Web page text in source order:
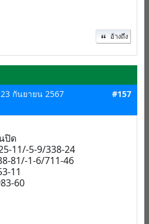
อ้างถึง
กันยายน 2567
#157
ปิด
11/-5-9/338-24
81/-1-6/711-46
11
60